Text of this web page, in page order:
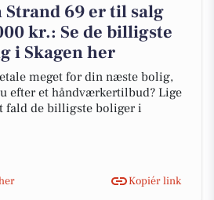
Strand 69 er til salg
kr.: Se de billigste
i Skagen her
meget for din næste bolig,
efter et håndværkertilbud? Lige
fald de billigste boliger i
Kopiér link